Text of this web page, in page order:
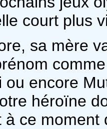
court plus
sa mère
ou encore
héroïne
à ce moment